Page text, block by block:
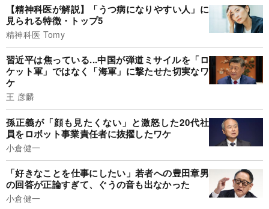
【精神科医が解説】「うつ病になりやすい人」に
見られる特徴・トップ5
精神科医 Tomy
習近平は焦っている...中国が弾道ミサイルを「ロ
ケット軍」ではなく「海軍」に撃たせた切実なワ
ケ
王 彦麟
孫正義が「顔も見たくない」と激怒した20代社
員をロボット事業責任者に抜擢したワケ
小倉健一
「好きなことを仕事にしたい」若者への豊田章男
の回答が正論すぎて、ぐうの音も出なかった
小倉健一